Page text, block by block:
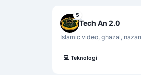
5
Tech An 2.0
Islamic video, ghazal,
💻 Teknologi